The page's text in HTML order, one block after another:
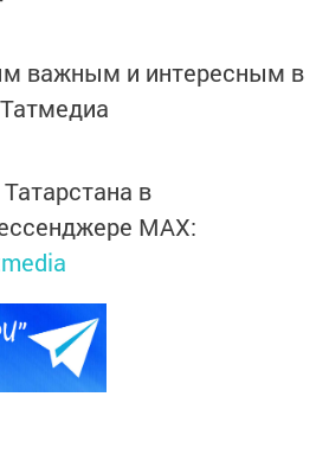
важным и интересным в
Татмедиа
в
MАХ: